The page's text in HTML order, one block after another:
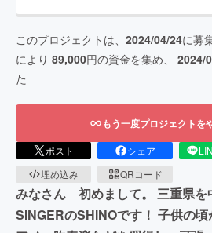
このプロジェクトは、 2024/04/24に募
により 89,000円の資金を集め、 2024/
た
もう一度プロジェクトを
ポスト シェア
埋め込み
QRコード
みなさん 初めまして。 三重県を
SINGERのSHINOです！ 子供の